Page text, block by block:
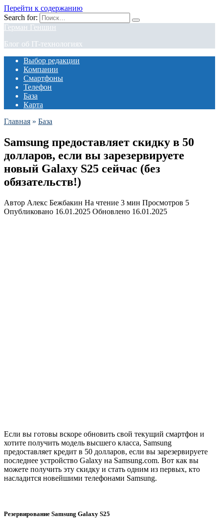
Перейти к содержанию
Search for:
Герман Геншин
Блог об IT-технологиях
Выбор редакции
Компании
Смартфоны
Телефон
База
Карта
Главная » База
Samsung предоставляет скидку в 50
долларов, если вы зарезервируете
новый Galaxy S25 сейчас (без
обязательств!)
Автор Алекс Бежбакин На чтение 3 мин Просмотров 5
Опубликовано 16.01.2025 Обновлено 16.01.2025
Если вы готовы вскоре обновить свой текущий смартфон и
хотите получить модель высшего класса, Samsung
предоставляет кредит в 50 долларов, если вы зарезервируете
последнее устройство Galaxy на Samsung.com. Вот как вы
можете получить эту скидку и стать одним из первых, кто
насладится новейшими телефонами Samsung.
Резервирование Samsung Galaxy S25